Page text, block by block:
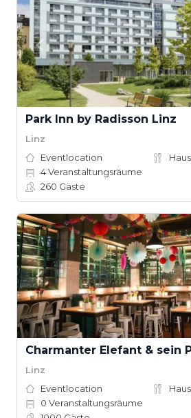
Park Inn by Radisson Linz
Linz
Eventlocation
4Veranstaltungsräume
260 Gäste
Charmanter Elefant & sein
Linz
Eventlocation
0 Veranstaltungsräume